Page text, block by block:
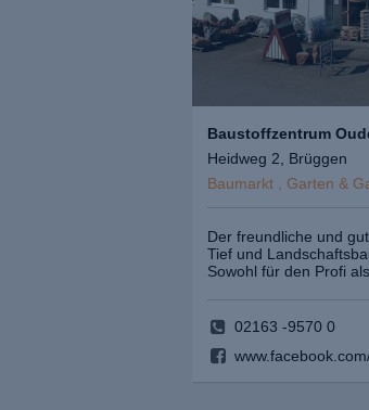
Baustoffzentrum
Heidweg 2, Brüggen
Baumarkt , Garten &
Der freundliche und
Tief und
Sowohl für den Profi
02163 -9570 0